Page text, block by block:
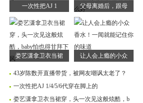
一次性把AJ 1 父母离婚后，跟母
娄艺潇拿卫衣当裙 让人会上瘾的小众
43岁陈数开直播带货，被网友嘲讽太老了？
一次性把AJ 1/4/5/6代穿在脚上的
娄艺潇拿卫衣当裙穿，头一次见这般炫酷，b